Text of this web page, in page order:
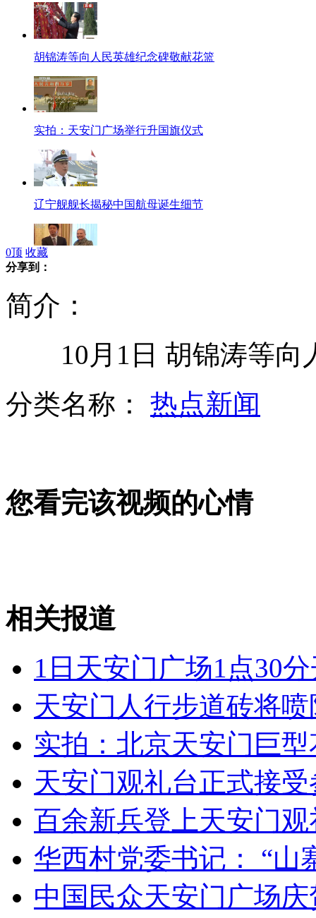
胡锦涛等向人民英雄纪念碑敬献花篮
实拍：天安门广场举行升国旗仪式
辽宁舰舰长揭秘中国航母诞生细节
无痛分娩是否安全 医生回应
外交部：反对强权政治霸凌主义
外交部：有关国家言论片面不公正
安徽一实载49人客车翻车
0顶 收藏
分享到：
简介：
10月1日 胡锦涛等向
分类名称： 热点新闻
您看完该视频的心情
相关报道
1日天安门广场1点30
天安门人行步道砖将
实拍：北京天安门巨
天安门观礼台正式接
百余新兵登上天安门
华西村党委书记： “山
中国民众天安门广场